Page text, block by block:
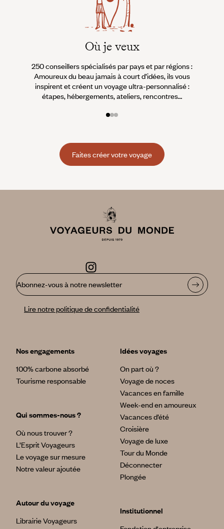
Où je veux
250 conseillers spécialisés par pays et par régions :
Amoureux du beau jamais à court d’idées, ils vous
inspirent et créent un voyage ultra-personnalisé :
étapes, hébergements, ateliers, rencontres…
Faites créer votre voyage
Abonnez-vous à notre newsletter
Lire notre politique de confidentialité
Nos engagements
100% carbone absorbé
Tourisme responsable
Qui sommes-nous ?
Où nous trouver ?
L’Esprit Voyageurs
Le voyage sur mesure
Notre valeur ajoutée
Autour du voyage
Librairie Voyageurs
Idées voyages
On part où ?
Voyage de noces
Vacances en famille
Week-end en amoureux
Vacances d’été
Croisière
Voyage de luxe
Tour du Monde
Déconnecter
Plongée
Institutionnel